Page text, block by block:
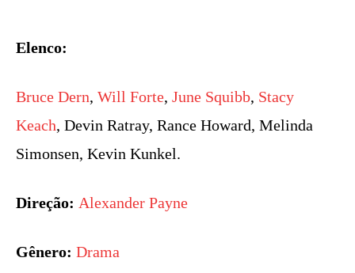
Elenco:
Bruce Dern, Will Forte, June Squibb, Stacy
Keach, Devin Ratray, Rance Howard, Melinda
Simonsen, Kevin Kunkel.
Direção: Alexander Payne
Gênero: Drama